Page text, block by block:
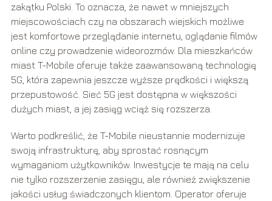
zakątku Polski. To oznacza, że nawet w mniejszych
miejscowościach czy na obszarach wiejskich możliwe
jest komfortowe przeglądanie internetu, oglądanie filmów
online czy prowadzenie wideorozmów. Dla mieszkańców
miast T-Mobile oferuje także zaawansowaną technologię
5G, która zapewnia jeszcze wyższe prędkości i większą
przepustowość. Sieć 5G jest dostępna w większości
dużych miast, a jej zasięg wciąż się rozszerza.
Warto podkreślić, że T-Mobile nieustannie modernizuje
swoją infrastrukturę, aby sprostać rosnącym
wymaganiom użytkowników. Inwestycje te mają na celu
nie tylko rozszerzenie zasięgu, ale również zwiększenie
jakości usług świadczonych klientom. Operator oferuje